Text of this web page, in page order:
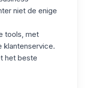
niet de enige
tools , met
klantenservice.
het beste